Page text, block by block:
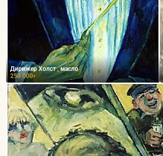
Дирижер Холст , масло
250 000₽